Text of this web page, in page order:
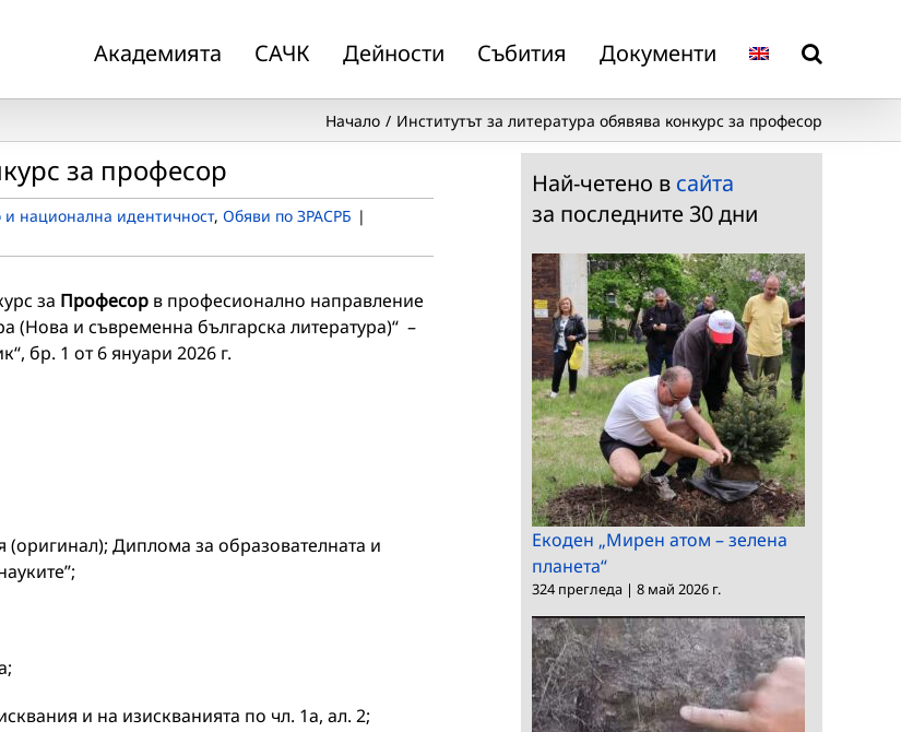
Академията САЧК Дейности Събития Документи
Начало Институтът за литература обявява конкурс за професор
за професор
и национална идентичност, Обяви по ЗРАСРБ |
за Професор в професионално направление
(Нова и съвременна българска литература)“ –
бр. 1 от 6 януари 2026 г.
Диплома за образователната и
и на изискванията по чл. 1а, ал. 2;
Най-четено в сайта
за последните 30 дни
Екоден „Мирен атом – зелена
планета“
324 прегледа | 8 май 2026 г.